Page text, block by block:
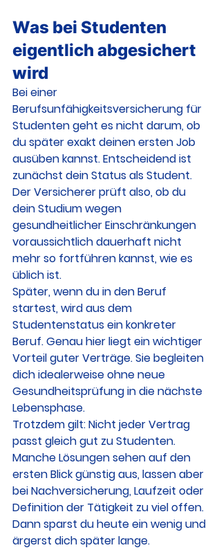
Was bei Studenten
eigentlich abgesichert
wird
Bei einer
Berufsunfähigkeitsversicherung für
Studenten geht es nicht darum, ob
du später exakt deinen ersten Job
ausüben kannst. Entscheidend ist
zunächst dein Status als Student.
Der Versicherer prüft also, ob du
dein Studium wegen
gesundheitlicher Einschränkungen
voraussichtlich dauerhaft nicht
mehr so fortführen kannst, wie es
üblich ist.
Später, wenn du in den Beruf
startest, wird aus dem
Studentenstatus ein konkreter
Beruf. Genau hier liegt ein wichtiger
Vorteil guter Verträge. Sie begleiten
dich idealerweise ohne neue
Gesundheitsprüfung in die nächste
Lebensphase.
Trotzdem gilt: Nicht jeder Vertrag
passt gleich gut zu Studenten.
Manche Lösungen sehen auf den
ersten Blick günstig aus, lassen aber
bei Nachversicherung, Laufzeit oder
Definition der Tätigkeit zu viel offen.
Dann sparst du heute ein wenig und
ärgerst dich später lange.